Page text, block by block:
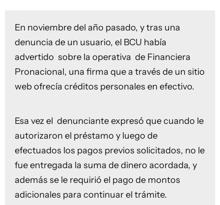
En noviembre del año pasado, y tras una
denuncia de un usuario, el BCU había
advertido sobre la operativa de Financiera
Pronacional, una firma que a través de un sitio
web ofrecía créditos personales en efectivo.
Esa vez el denunciante expresó que cuando le
autorizaron el préstamo y luego de
efectuados los pagos previos solicitados, no le
fue entregada la suma de dinero acordada, y
además se le requirió el pago de montos
adicionales para continuar el trámite.